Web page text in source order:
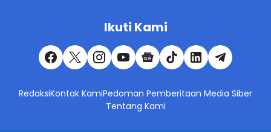
Ikuti Kami
RedaksiKontak KamiPedoman Pemberitaan Media Siber
Tentang Kami